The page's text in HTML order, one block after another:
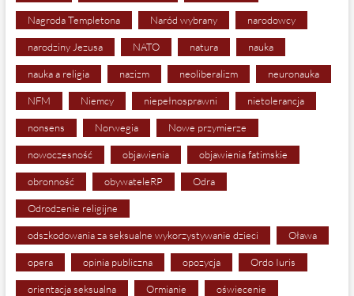
Nagroda Templetona Naród wybrany narodowcy
narodziny Jezusa NATO natura nauka
nauka a religia nazizm neoliberalizm neuronauka
NFM Niemcy niepełnosprawni nietolerancja
nonsens Norwegia Nowe przymierze
nowoczesność objawienia objawienia fatimskie
obronność obywateleRP Odra
Odrodzenie religijne
odszkodowania za seksualne wykorzystywanie dzieci Oława
opera opinia publiczna opozycja Ordo Iuris
orientacja seksualna Ormianie oświecenie